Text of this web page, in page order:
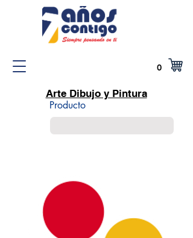
0
Arte Dibujo y Pintura
Producto
Encabezado 5